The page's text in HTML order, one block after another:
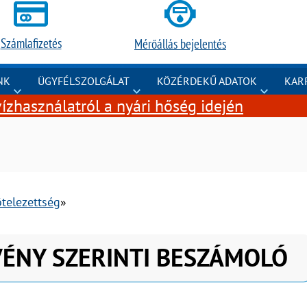
Számlafizetés Mérőállás bejelentés
ÜGYFÉLSZOLGÁLAT KÖZÉRDEKŰ ADATOK
a nyári hőség idején
SZERINTI BESZÁMOLÓ